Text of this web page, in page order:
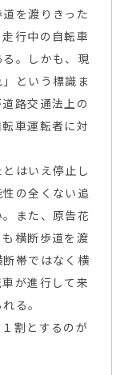
を渡りきった
行中の自転車
。しかも、現
という標識ま
路交通法上の
車運転者に対
はいえ停止し
の全くない追
また、原告花
横断歩道を渡
帯ではなく横
が進行して来
る。
割とするのが